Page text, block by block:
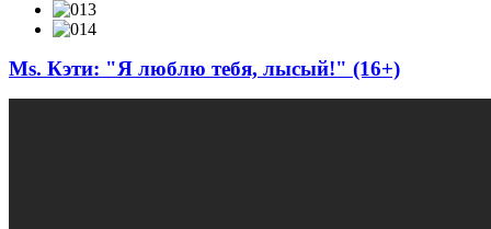
Ms. Кэти: "Я люблю тебя, лысый!" (16+)